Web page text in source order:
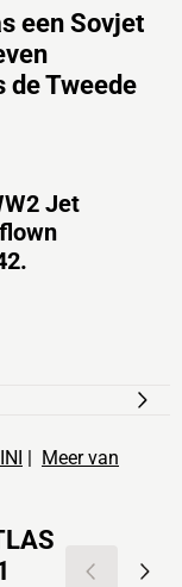
een Sovjet
Tweede
Jet
| Meer van